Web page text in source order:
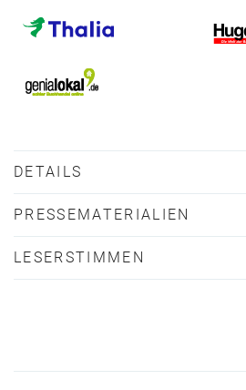
DETAILS
PRESSEMATERIALIEN
LESERSTIMMEN